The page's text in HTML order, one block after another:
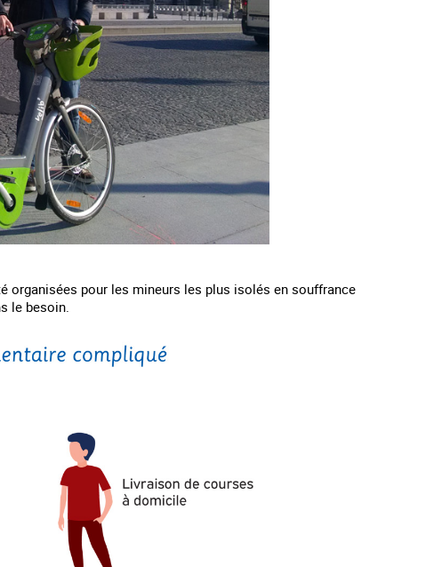
organisées pour les mineurs les plus isolés en souffrance
le besoin.